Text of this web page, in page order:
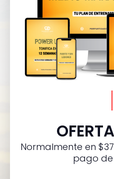
Normalmente en
pago de